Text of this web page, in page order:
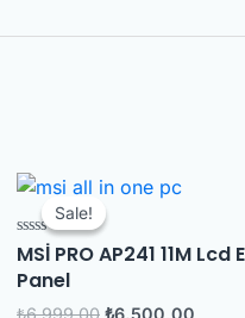
Sale!
Sale!
5
üzerinden
0
aldı
MSİ PRO AP241 11M Lcd
Panel
₺6.999,00
Orijinal
₺6.999,00.
₺6.500,00